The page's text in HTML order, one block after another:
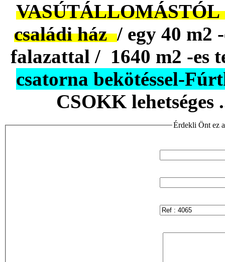
VASÚTÁLLOMÁSTÓL
családi ház/ egy 40 m2
falazattal / 1640 m2 -es
csatorna bekötéssel-
CSOKK
Érdekli Önt ez